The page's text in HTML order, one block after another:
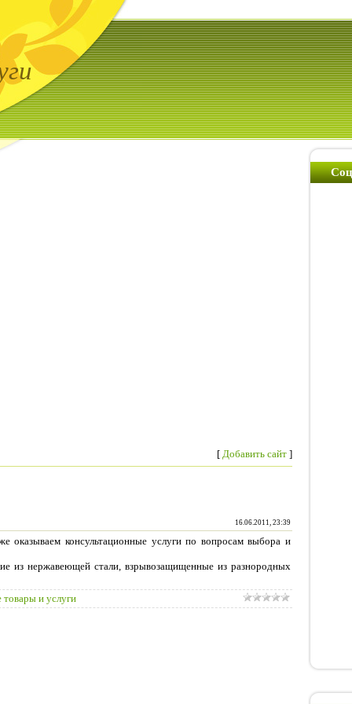
[ Добавить сайт ]
16.06.2011, 23:39
оказываем консультационные услуги по вопросам выбора и
из нержавеющей стали, взрывозащищенные из разнородных
и услуги